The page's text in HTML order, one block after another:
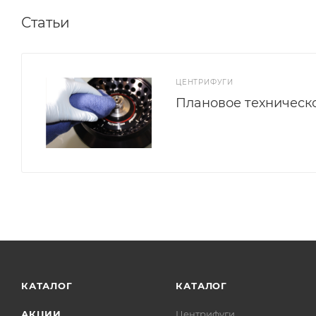
Статьи
ЦЕНТРИФУГИ
Плановое
КАТАЛОГ КАТАЛОГ